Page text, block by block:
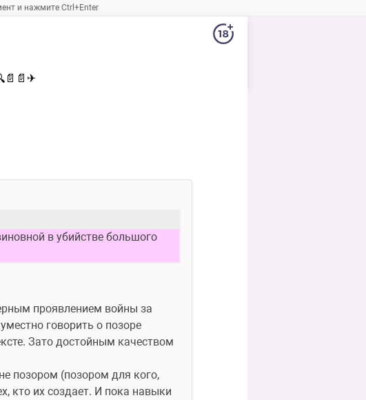
и нажмите Ctrl+Enter
📄 📄 ✈
в убийстве большого
проявлением войны за
говорить о позоре
Зато достойным качеством
позором (позором для кого,
кто их создает. И пока навыки